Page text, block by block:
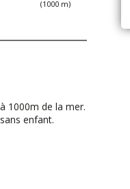
(1000 m)
1000m de la mer.
enfant.